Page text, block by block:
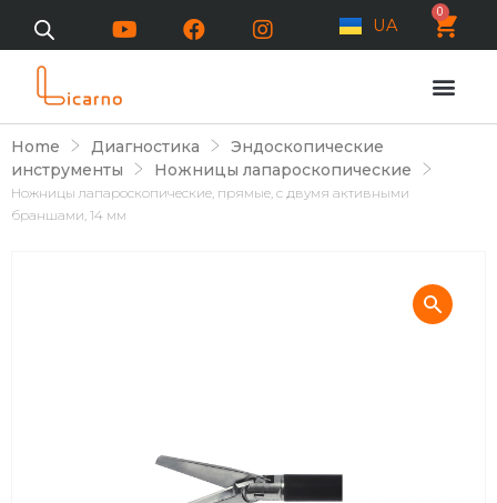
UA
0
Home Диагностика
Эндоскопические
инструменты
Ножницы лапароскопические
Ножницы лапароскопические, прямые, с двумя активными
браншами, 14 мм